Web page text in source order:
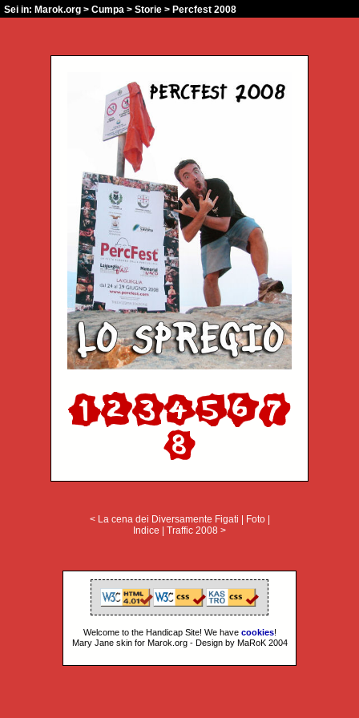
Sei in: Marok.org > Cumpa > Storie > Percfest 2008
< La cena dei Diversamente Figati Foto|
Indice
Traffic 2008 >
Welcome to the Handicap Site! We have cookies!
Mary Jane skin for Marok.org - Design by MaRoK 2004